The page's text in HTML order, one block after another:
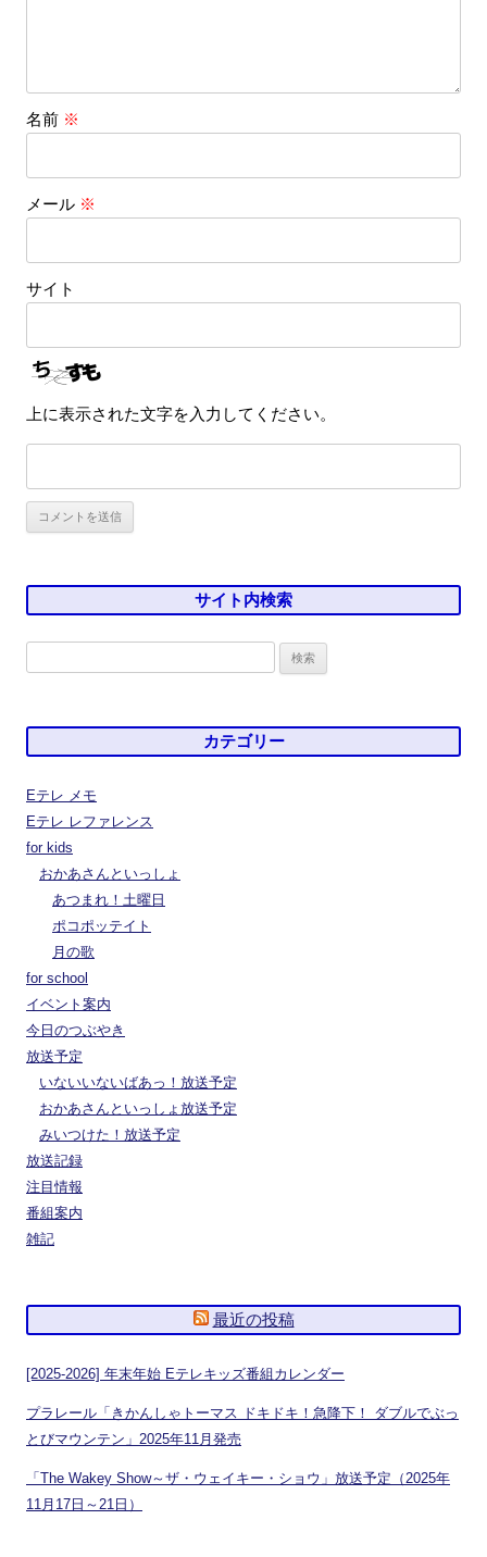
名前 ※
メール ※
サイト
上に表示された文字を入力してください。
サイト内検索
カテゴリー
Eテレ メモ
Eテレ レファレンス
for kids
おかあさんといっしょ
あつまれ！土曜日
ポコポッテイト
月の歌
for school
イベント案内
今日のつぶやき
放送予定
いないいないばあっ！放送予定
おかあさんといっしょ放送予定
みいつけた！放送予定
放送記録
注目情報
番組案内
雑記
最近の投稿
[2025-2026] 年末年始 Eテレキッズ番組カレンダー
プラレール「きかんしゃトーマス ドキドキ！急降下！ ダブルでぶっ
とびマウンテン」2025年11月発売
「The Wakey Show～ザ・ウェイキー・ショウ」放送予定（2025年
11月17日～21日）